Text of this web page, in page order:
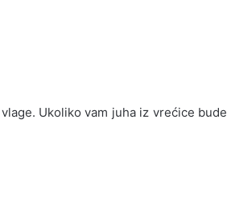
Ukoliko vam juha iz vrećice bude